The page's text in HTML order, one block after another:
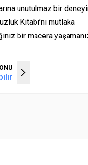
unutulmaz bir
Kitabı’nı mutlaka
bir macera